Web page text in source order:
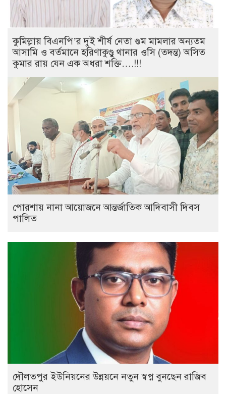
কুমিল্লায় বিএনপি’র দুই শীর্ষ নেতা গুম মামলার অন্যতম
আসামি ও বর্তমানে হরিণাকুণ্ডু থানার ওসি (তদন্ত) অসিত
কুমার রায় যেন এক অধরা শক্তি….!!!
পোরশায় নানা আয়োজনে আন্তর্জাতিক আদিবাসী দিবস
পালিত
দৌলতপুর ইউনিয়নের উন্নয়নে নতুন স্বপ্ন বুনছেন রাজিব
হোসেন